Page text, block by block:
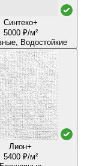
Синтеко+
5000 ₽/м²
Бесшовные, Водостойкие
Лион+
5400 ₽/м²